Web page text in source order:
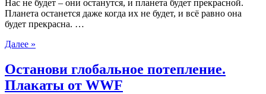
Нас не будет – они останутся, и планета будет прекрасной.
Планета останется даже когда их не будет, и всё равно она
будет прекрасна. …
Далее »
Останови глобальное потепление.
Плакаты от WWF